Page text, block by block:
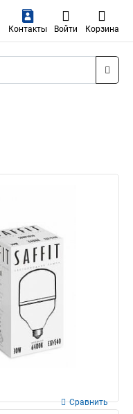
Контакты Войти Корзина
Сравнить